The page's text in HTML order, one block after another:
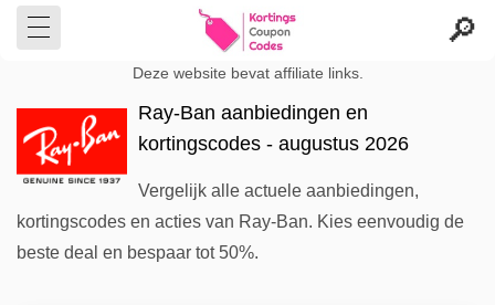
Deze website bevat affiliate links.
Ray-Ban aanbiedingen en
kortingscodes - augustus 2026
Vergelijk alle actuele aanbiedingen,
kortingscodes en acties van Ray-Ban. Kies eenvoudig de
beste deal en bespaar tot 50%.